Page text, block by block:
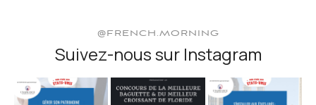
@FRENCH.MORNING
Suivez-nous sur Instagram